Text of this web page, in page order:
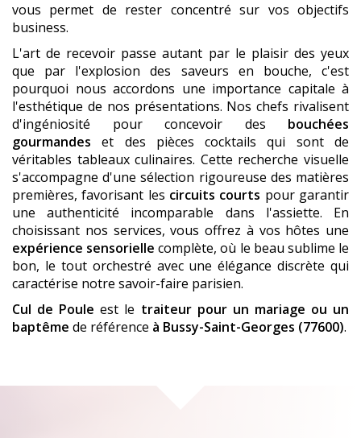
vous permet de rester concentré sur vos objectifs
business.
L'art de recevoir passe autant par le plaisir des yeux
que par l'explosion des saveurs en bouche, c'est
pourquoi nous accordons une importance capitale à
l'esthétique de nos présentations. Nos chefs rivalisent
d'ingéniosité pour concevoir des bouchées
gourmandes et des pièces cocktails qui sont de
véritables tableaux culinaires. Cette recherche visuelle
s'accompagne d'une sélection rigoureuse des matières
premières, favorisant les circuits courts pour garantir
une authenticité incomparable dans l'assiette. En
choisissant nos services, vous offrez à vos hôtes une
expérience sensorielle complète, où le beau sublime le
bon, le tout orchestré avec une élégance discrète qui
caractérise notre savoir-faire parisien.
Cul de Poule est le traiteur pour un mariage ou un
baptême de référence à Bussy-Saint-Georges (77600).